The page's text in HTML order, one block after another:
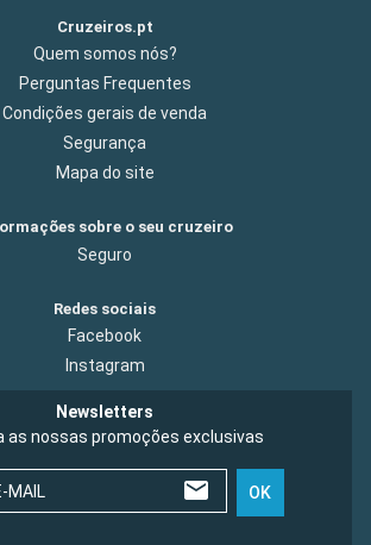
Cruzeiros.pt
Quem somos nós?
Perguntas Frequentes
Condições gerais de venda
Segurança
Mapa do site
sobre o seu cruzeiro
Seguro
Redes sociais
Facebook
Instagram
Newsletters
as nossas promoções exclusivas
MAIL OK